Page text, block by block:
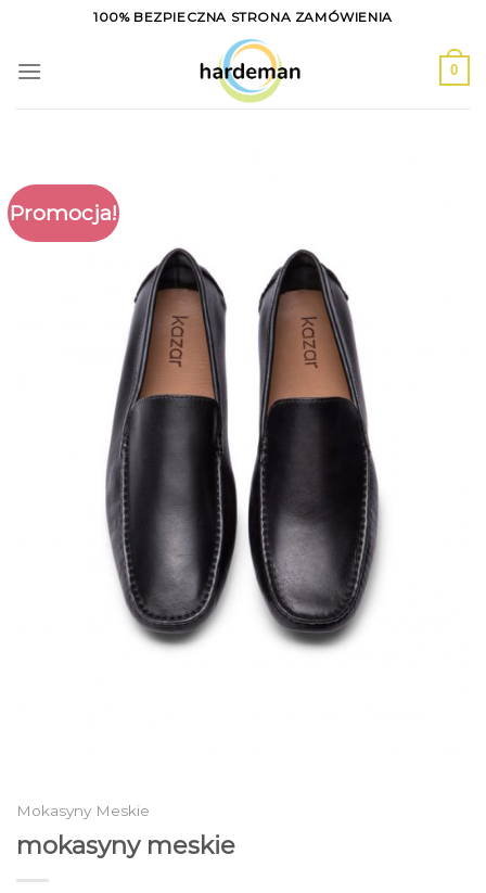
content
100% BEZPIECZNA STRONA ZAMÓWIENIA
0
Promocja!
Mokasyny Meskie
mokasyny meskie